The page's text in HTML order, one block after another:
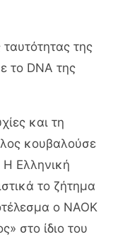
της
το DNA της
και τη
κουβαλούσε
Ελληνική
το ζήτημα
ο ΝΑΟΚ
στο ίδιο του